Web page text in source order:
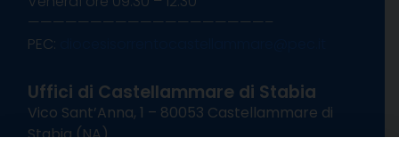
———————————————————–
PEC:
Uffici di Castellammare di Stabia
Vico Sant’Anna, 1 – 80053 Castellammare di
Stabia (NA)